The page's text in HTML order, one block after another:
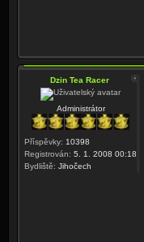
Dzin Tea Racer
Administrátor
Příspěvky: 10398
Registrován: 5. 1. 2008 00:18
Bydliště: Jihočech